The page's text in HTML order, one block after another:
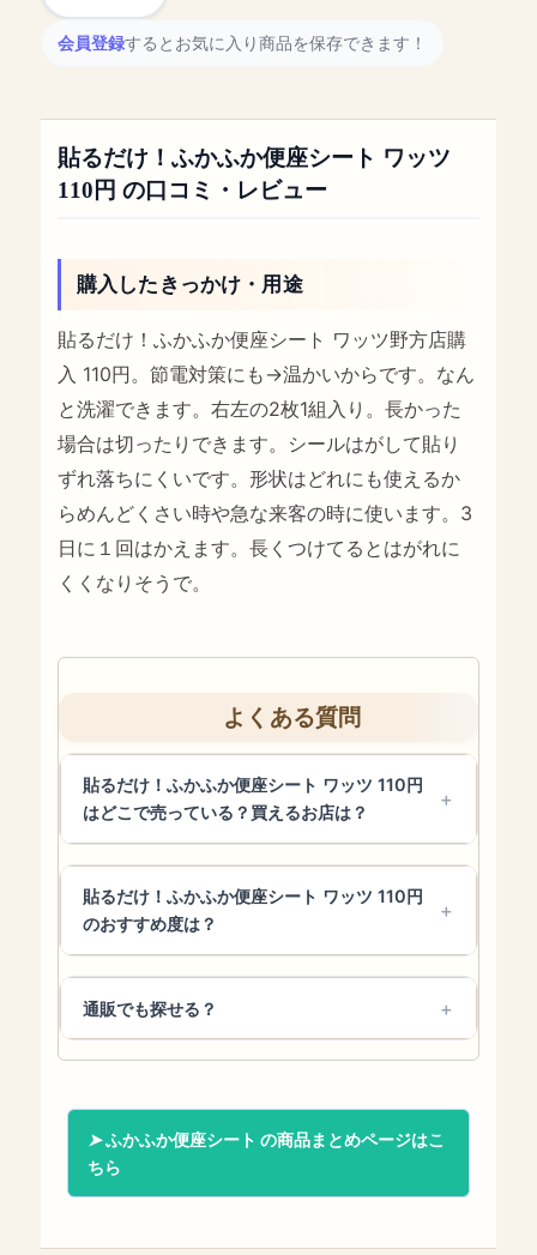
会員登録するとお気に入り商品を保存できます！
貼るだけ！ふかふか便座シート ワッツ
110円 の口コミ・レビュー
購入したきっかけ・用途
貼るだけ！ふかふか便座シート ワッツ野方店購
入 110円。節電対策にも→温かいからです。なん
と洗濯できます。右左の2枚1組入り。長かった
場合は切ったりできます。シールはがして貼り
ずれ落ちにくいです。形状はどれにも使えるか
らめんどくさい時や急な来客の時に使います。3
日に１回はかえます。長くつけてるとはがれに
くくなりそうで。
よくある質問
貼るだけ！ふかふか便座シート ワッツ 110円
はどこで売っている？買えるお店は？
貼るだけ！ふかふか便座シート ワッツ 110円
のおすすめ度は？
通販でも探せる？
ふかふか便座シート の商品まとめページはこ
ちら